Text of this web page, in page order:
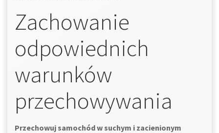
Zachowanie
odpowiednich
warunków
przechowywania
Przechowuj samochód w suchym i zacienionym